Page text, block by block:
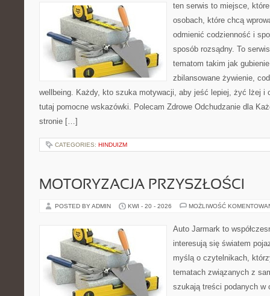
ten serwis to miejsce,
osobach, które chcą
odmienić codzienność i
sposób rozsądny. To
tematom takim jak
zbilansowane żywienie,
wellbeing. Każdy, kto szuka motywacji, aby jeść lepiej, żyć lżej i
tutaj pomocne wskazówki. Polecam Zdrowe Odchudzanie dla
stronie […]
CATEGORIES: HINDUIZM
MOTORYZACJA PRZYSZŁOŚCI
POSTED BY ADMIN KWI - 20 - 2026 MOŻLIWOŚĆ
Auto Jarmark to
interesują się światem
myślą o czytelnikach,
tematach związanych z
szukają treści podanych w